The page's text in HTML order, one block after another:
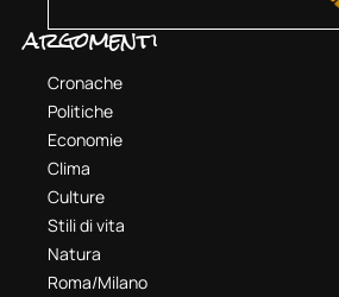
argomenti
Cronache
Politiche
Economie
Clima
Culture
Stili di vita
Natura
Roma/Milano